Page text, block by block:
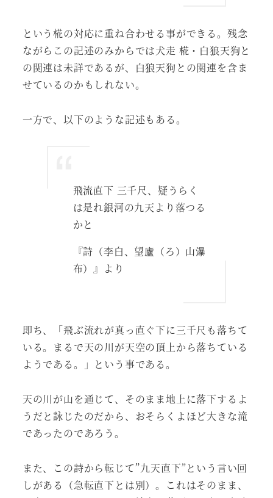
という椛の対応に重ね合わせる事ができる。残念
ながらこの記述のみからでは犬走 椛・白狼天狗と
の関連は未詳であるが、白狼天狗との関連を含ま
せているのかもしれない。
一方で、以下のような記述もある。
飛流直下 三千尺、疑うらく
は是れ銀河の九天より落つる
かと
『詩（李白、望廬（ろ）山瀑
布）』より
即ち、「飛ぶ流れが真っ直ぐ下に三千尺も落ちて
いる。まるで天の川が天空の頂上から落ちている
ようである。」という事である。
天の川が山を通じて、そのまま地上に落下するよ
うだと詠じたのだから、おそらくよほど大きな滝
であったのであろう。
また、この詩から転じて”九天直下”という言い回
しがある（急転直下とは別）。これはそのまま、